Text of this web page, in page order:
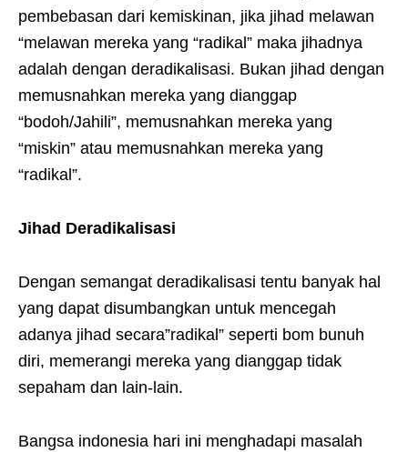
pembebasan dari kemiskinan, jika jihad melawan
“melawan mereka yang “radikal” maka jihadnya
adalah dengan deradikalisasi. Bukan jihad dengan
memusnahkan mereka yang dianggap
“bodoh/Jahili”, memusnahkan mereka yang
“miskin” atau memusnahkan mereka yang
“radikal”.
Jihad Deradikalisasi
Dengan semangat deradikalisasi tentu banyak hal
yang dapat disumbangkan untuk mencegah
adanya jihad secara”radikal” seperti bom bunuh
diri, memerangi mereka yang dianggap tidak
sepaham dan lain-lain.
Bangsa indonesia hari ini menghadapi masalah